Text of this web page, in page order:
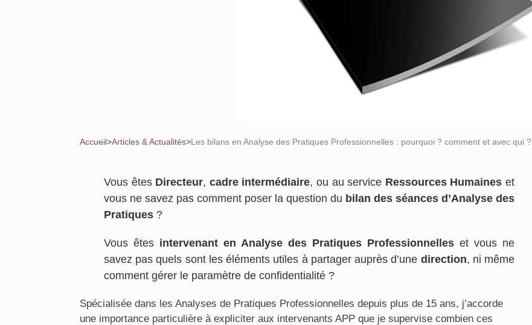
Accueil>Articles & Actualités>Les bilans en Analyse des Pratiques Professionnelles : pourquoi ? comment et avec qui ?
Vous êtes Directeur, cadre intermédiaire, ou au service Ressources Humaines et
vous ne savez pas comment poser la question du bilan des séances d’Analyse des
Pratiques ?
Vous êtes intervenant en Analyse des Pratiques Professionnelles et vous ne
savez pas quels sont les éléments utiles à partager auprès d’une direction, ni même
comment gérer le paramètre de confidentialité ?
Spécialisée dans les Analyses de Pratiques Professionnelles depuis plus de 15 ans, j’accorde
une importance particulière à expliciter aux intervenants APP que je supervise combien ces